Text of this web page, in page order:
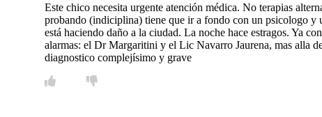
Este chico necesita urgente atención médica. No terapias
probando (indiciplina) tiene que ir a fondo con un psicologo y
está haciendo daño a la ciudad. La noche hace estragos. Ya
alarmas: el Dr Margaritini y el Lic Navarro Jaurena, mas alla
diagnostico complejísimo y grave